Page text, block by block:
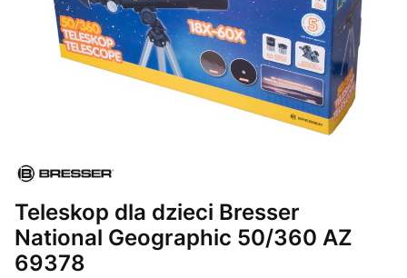
Teleskop dla dzieci Bresser
National Geographic 50/360 AZ
69378